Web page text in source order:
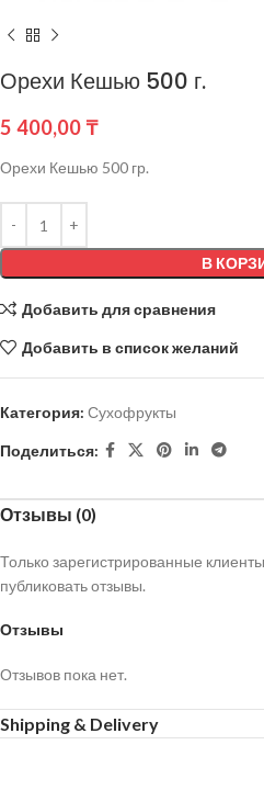
Орехи Кешью 500 г.
5 400,00 ₸
Орехи Кешью 500 гр.
В
Добавить для сравнения
Добавить в список желаний
Категория: Сухофрукты
Поделиться:
Отзывы (0)
Отзывы
Отзывов пока нет.
Только зарегистрированные
публиковать отзывы.
Shipping & Delivery